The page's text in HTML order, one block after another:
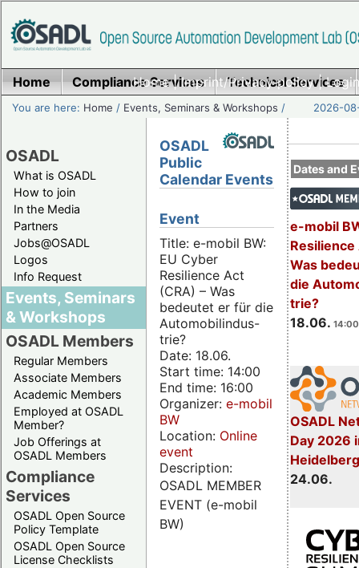
Home|Imprint/Privacy policy|
Home Compliance Services Technical Services
You are here: Home / Events, Seminars & Workshops / 2026-
OSADL
What is OSADL
How to join
In the Media
Partners
Jobs@OSADL
Logos
Info Request
Events, Seminars
& Workshops
OSADL Members
Regular Members
Associate Members
Academic Members
Employed at OSADL
Member?
Job Offerings at
OSADL Members
Compliance
Services
OSADL Open Source
Policy Template
OSADL Open Source
License Checklists
Dates and
e-mobil
Resilience
Was
die
trie?
18.06.
OSADL
Day 2026
24.06.
OSADL
Public
Calendar Events
Event
Title: e-mobil BW:
EU Cyber
Resilience Act
(CRA) – Was
bedeutet er für die
Automobilindus-
trie?
Date: 18.06.
Start time: 14:00
End time: 16:00
Organizer: e-mobil
BW
Location: Online
event
Description:
OSADL MEMBER
EVENT (e-mobil
BW)